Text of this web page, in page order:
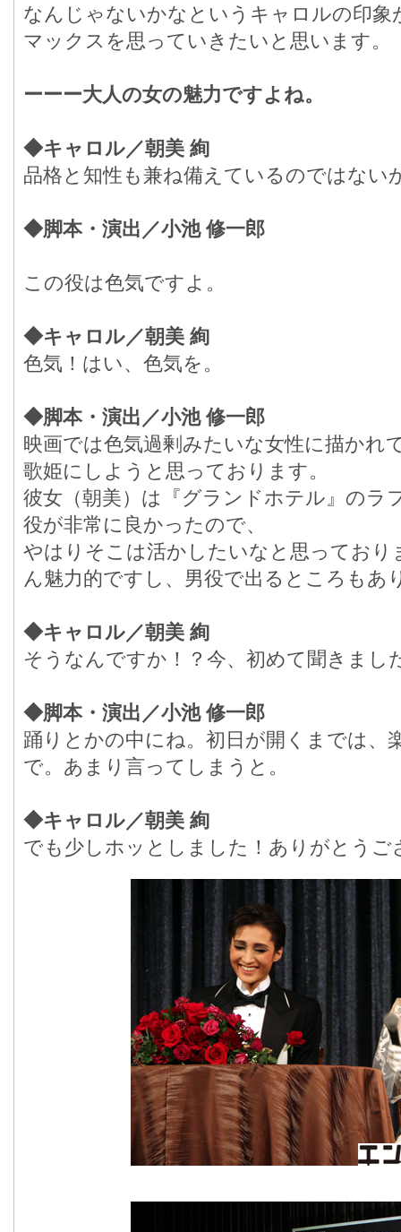
なんじゃないかなというキャロルの印
マックスを思っていきたいと思います。
ーーー大人の女の魅力ですよね。
◆キャロル／朝美 絢
品格と知性も兼ね備えているのではない
◆脚本・演出／小池 修一郎
この役は色気ですよ。
◆キャロル／朝美 絢
色気！はい、色気を。
◆脚本・演出／小池 修一郎
映画では色気過剰みたいな女性に描かれ
歌姫にしようと思っております。
彼女（朝美）は『グランドホテル』のラ
役が非常に良かったので、
やはりそこは活かしたいなと思っており
ん魅力的ですし、男役で出るところもあ
◆キャロル／朝美 絢
そうなんですか！？今、初めて聞きまし
◆脚本・演出／小池 修一郎
踊りとかの中にね。初日が開くまでは、
で。あまり言ってしまうと。
◆キャロル／朝美 絢
でも少しホッとしました！ありがとうご